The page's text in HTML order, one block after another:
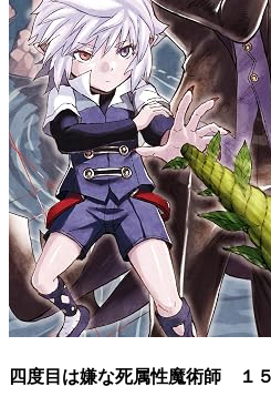
四度目は嫌な死属性魔術師 １５